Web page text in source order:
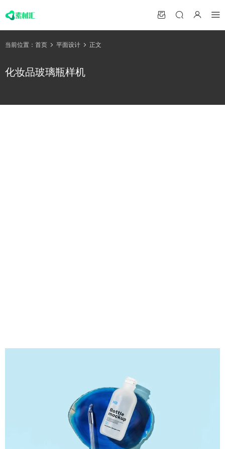
当前位置： 首页 平面设计 正文
化妆品玻璃瓶样机